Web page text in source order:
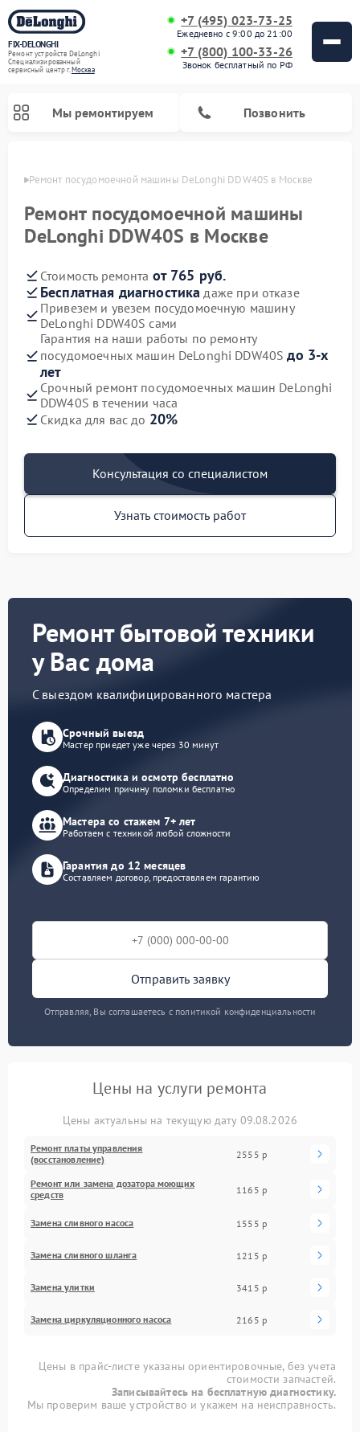
FIX-DELONGHI
Ремонт устройств DeLonghi
Специализированный
cервисный центр г.Москва
+7 (495) 023-73-25
Ежедневно с 9:00 до 21:00
+7 (800) 100-33-26
Звонок бесплатный по РФ
Мы ремонтируем Позвонить
Ремонт посудомоечной машины DeLonghi DDW40S в Москве
Ремонт посудомоечной машины
DeLonghi DDW40S в Москве
Стоимость ремонта от 765 руб.
Бесплатная диагностика даже при отказе
Привезем и увезем посудомоечную машину
DeLonghi DDW40S сами
Гарантия на наши работы по ремонту
посудомоечных машин DeLonghi DDW40Sдо 3-х
лет
Срочный ремонт посудомоечных машин DeLonghi
DDW40S в течении часа
Скидка для вас до 20%
Консультация со специалистом
Узнать стоимость работ
Ремонт бытовой техники
у Вас дома
С выездом квалифицированного мастера
Срочный выезд
Мастер приедет уже через 30 минут
Диагностика и осмотр бесплатно
Определим причину поломки бесплатно
Мастера со стажем 7+ лет
Работаем с техникой любой сложности
Гарантия до 12 месяцев
Составляем договор, предоставляем гарантию
Отправить заявку
Отправляя, Вы соглашаетесь с политикой конфиденциальности
Цены на услуги ремонта
Цены актуальны на текущую дату 09.08.2026
Ремонт платы управления
(восстановление)
2555 р
Ремонт или замена дозатора моющих
средств
1165 р
Замена сливного насоса 1555 р
Замена сливного шланга 1215 р
Замена улитки 3415 р
Замена циркуляционного насоса 2165 р
Цены в прайс-листе указаны ориентировочные, без учета
стоимости запчастей.
Записывайтесь на бесплатную диагностику.
Мы проверим ваше устройство и укажем на неисправность.